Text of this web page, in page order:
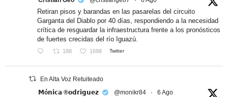
Retiran pisos y barandas en las pasarelas del circuito
Garganta del Diablo por 40 días, respondiendo a la necesidad
crítica de resguardar la infraestructura frente a los pronósticos
de fuertes crecidas del río Iguazú.
188 1698 Twitter
En Alta Voz Retuiteado
𝗠ó𝗻𝗶𝗰𝗮 ®𝗼𝗱𝗿𝗶𝗴𝘂𝗲𝘇
@monikr84 · 6 Ago